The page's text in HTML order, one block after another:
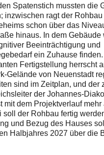
Spatenstich mussten die
inzwischen ragt der
schon über das
hinaus. In dem Gebäude
Beeinträchtigung und
ein Zuhause
Fertigstellung herrscht
Gelände von Neuenstadt
sind im Zeitplan, und der
der Johannes-
mit dem Projektverlauf mehr
soll der Rohbau fertig
und Bezug des Hauses
Halbjahres 2027 über die